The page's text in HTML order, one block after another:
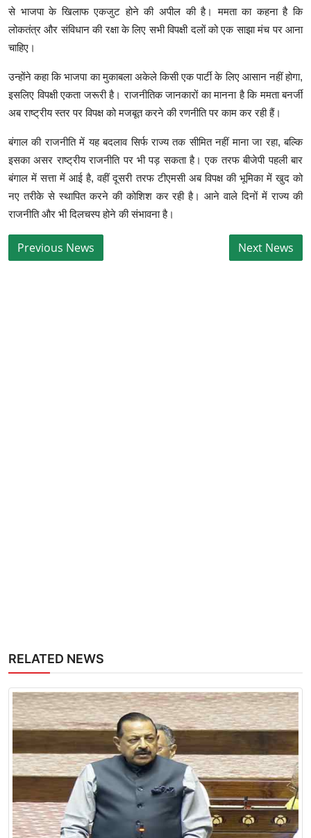
से भाजपा के खिलाफ एकजुट होने की अपील की है। ममता का कहना है कि
लोकतंत्र और संविधान की रक्षा के लिए सभी विपक्षी दलों को एक साझा मंच पर आना
चाहिए।
उन्होंने कहा कि भाजपा का मुकाबला अकेले किसी एक पार्टी के लिए आसान नहीं होगा,
इसलिए विपक्षी एकता जरूरी है। राजनीतिक जानकारों का मानना है कि ममता बनर्जी
अब राष्ट्रीय स्तर पर विपक्ष को मजबूत करने की रणनीति पर काम कर रही हैं।
बंगाल की राजनीति में यह बदलाव सिर्फ राज्य तक सीमित नहीं माना जा रहा, बल्कि
इसका असर राष्ट्रीय राजनीति पर भी पड़ सकता है। एक तरफ बीजेपी पहली बार
बंगाल में सत्ता में आई है, वहीं दूसरी तरफ टीएमसी अब विपक्ष की भूमिका में खुद को
नए तरीके से स्थापित करने की कोशिश कर रही है। आने वाले दिनों में राज्य की
राजनीति और भी दिलचस्प होने की संभावना है।
RELATED NEWS